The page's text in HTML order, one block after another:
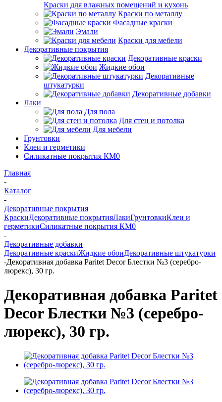
Краски для влажных помещений и кухонь
Краски по металлу
Фасадные краски
Эмали
Краски для мебели
Декоративные покрытия
Декоративные краски
Жидкие обои
Декоративные
штукатурки
Декоративные добавки
Лаки
Для пола
Для стен и потолка
Для мебели
Грунтовки
Клеи и герметики
Силикатные покрытия КМ0
Главная
-
Каталог
-
Декоративные покрытия
КраскиДекоративные покрытияЛакиГрунтовкиКлеи и
герметикиСиликатные покрытия КМ0
-
Декоративные добавки
Декоративные краскиЖидкие обоиДекоративные штукатурки
-Декоративная добавка Paritet Decor Блестки №3 (серебро-
люрекс), 30 гр.
Декоративная добавка Paritet
Decor Блестки №3 (серебро-
люрекс), 30 гр.